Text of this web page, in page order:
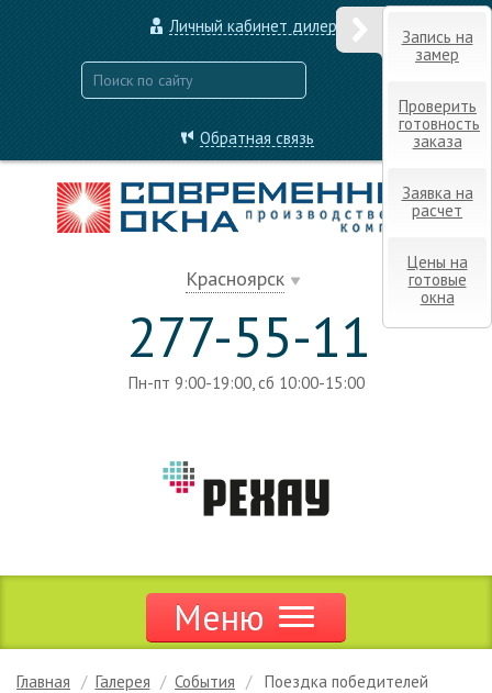
Запись на
замер
Проверить
готовность
заказа
Заявка на
расчет
Цены на
готовые
окна
Личный кабинет дилера
Обратная связь
Красноярск
277-55-11
Пн-пт 9:00-19:00, сб 10:00-15:00
Меню
Продукция
Главная Галерея События
Поездка победителей